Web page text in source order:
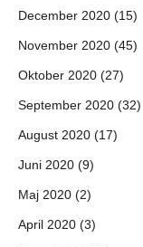
December 2020 (15)
November 2020 (45)
Oktober 2020 (27)
September 2020 (32)
August 2020 (17)
Juni 2020 (9)
Maj 2020 (2)
April 2020 (3)